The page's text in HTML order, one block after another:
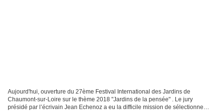
Aujourd'hui, ouverture du 27ème Festival International des Jardins de
Chaumont-sur-Loire sur le thème 2018 "Jardins de la pensée" . Le jury
présidé par l’écrivain Jean Echenoz a eu la difficile mission de sélectionner